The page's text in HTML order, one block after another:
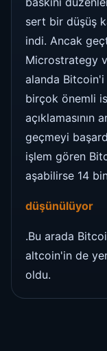
sert bir düşüş
indi. Ancak
Microstrategy
alanda Bitcoin'i
birçok önemli
açıklamasının
geçmeyi
işlem gören
aşabilirse 14
düşünülüyor
.Bu arada
altcoin'in de
oldu.